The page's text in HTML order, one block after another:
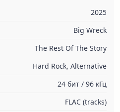
2025
Big Wreck
The Rest Of The Story
Hard Rock, Alternative
24 бит / 96 кГц
FLAC (tracks)